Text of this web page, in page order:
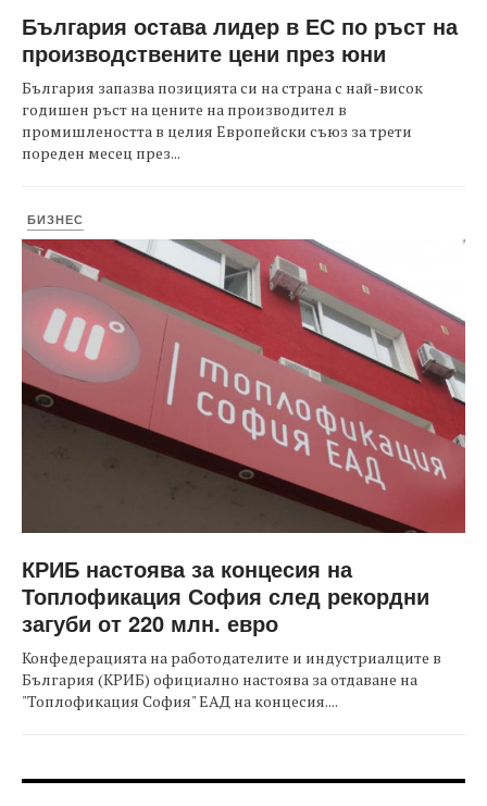
България остава лидер в ЕС по ръст на
производствените цени през юни
България запазва позицията си на страна с най-висок
годишен ръст на цените на производител в
промишлеността в целия Европейски съюз за трети
пореден месец през...
БИЗНЕС
КРИБ настоява за концесия на
Топлофикация София след рекордни
загуби от 220 млн. евро
Конфедерацията на работодателите и индустриалците в
България (КРИБ) официално настоява за отдаване на
"Топлофикация София" ЕАД на концесия....